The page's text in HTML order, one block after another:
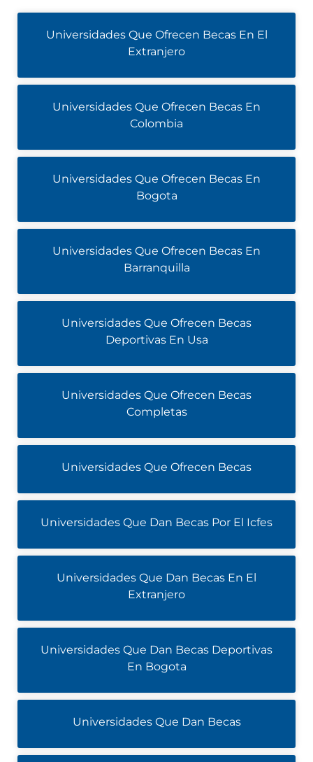
Universidades Que Ofrecen Becas En El
Extranjero
Universidades Que Ofrecen Becas En
Colombia
Universidades Que Ofrecen Becas En
Bogota
Universidades Que Ofrecen Becas En
Barranquilla
Universidades Que Ofrecen Becas
Deportivas En Usa
Universidades Que Ofrecen Becas
Completas
Universidades Que Ofrecen Becas
Universidades Que Dan Becas Por El Icfes
Universidades Que Dan Becas En El
Extranjero
Universidades Que Dan Becas Deportivas
En Bogota
Universidades Que Dan Becas